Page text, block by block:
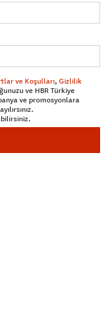
ve Koşulları, Gizlilik
ve HBR Türkiye
ve promosyonlara